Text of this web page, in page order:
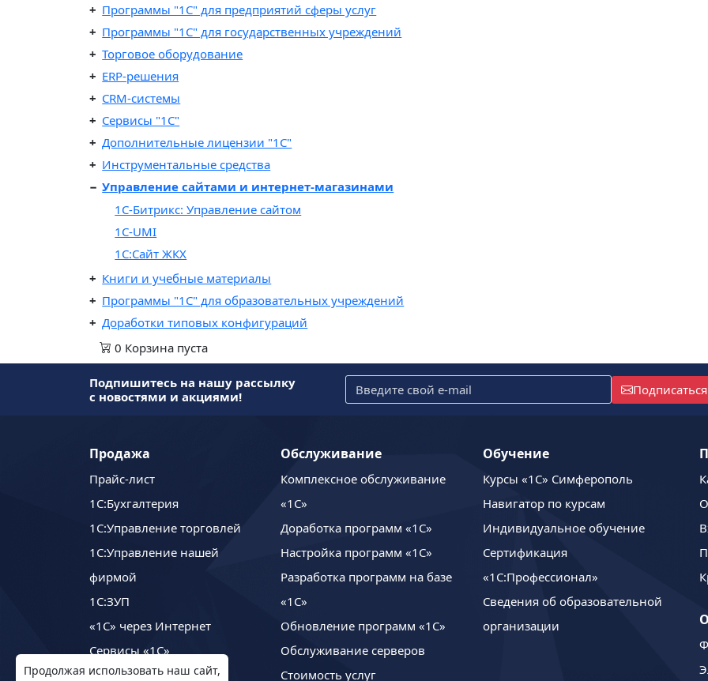
Программы "1C" для предприятий сферы услуг
Программы "1С" для государственных учреждений
Торговое оборудование
ERP-решения
CRM-системы
Сервисы "1С"
Дополнительные лицензии "1С"
Инструментальные средства
Управление сайтами и интернет-магазинами
1C-Битрикс: Управление сайтом
1С-UMI
1С:Сайт ЖКХ
Книги и учебные материалы
Программы "1С" для образовательных учреждений
Доработки типовых конфигураций
0 Корзина пуста
Подпишитесь на нашу рассылку
с новостями и акциями!
Подписаться
Продажа
Прайс-лист
1C:Бухгалтерия
1С:Управление торговлей
1С:Управление нашей
фирмой
1С:ЗУП
«1С» через Интернет
Сервисы «1С»
Купить «1С»
Обслуживание
Комплексное обслуживание
«1С»
Доработка программ «1С»
Настройка программ «1С»
Разработка программ на базе
«1С»
Обновление программ «1С»
Обслуживание серверов
Стоимость услуг
Обучение
Курсы «1С» Симферополь
Навигатор по курсам
Индивидуальное обучение
Сертификация
«1С:Профессионал»
Сведения об образовательной
организации
Продолжая использовать наш сайт,